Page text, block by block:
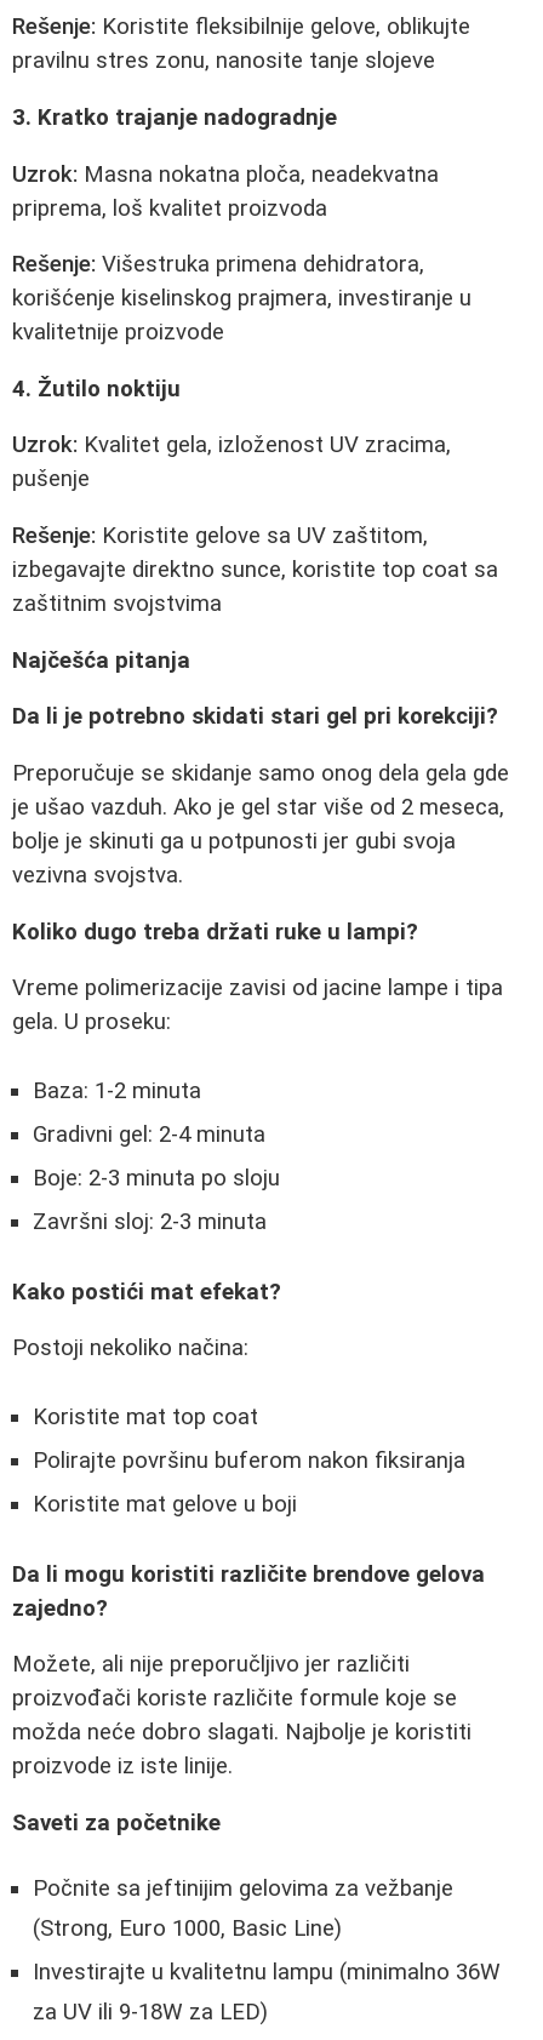
Rešenje: Koristite fleksibilnije gelove, oblikujte
pravilnu stres zonu, nanosite tanje slojeve
3. Kratko trajanje nadogradnje
Uzrok: Masna nokatna ploča, neadekvatna
priprema, loš kvalitet proizvoda
Rešenje: Višestruka primena dehidratora,
korišćenje kiselinskog prajmera, investiranje u
kvalitetnije proizvode
4. Žutilo noktiju
Uzrok: Kvalitet gela, izloženost UV zracima,
pušenje
Rešenje: Koristite gelove sa UV zaštitom,
izbegavajte direktno sunce, koristite top coat sa
zaštitnim svojstvima
Najčešća pitanja
Da li je potrebno skidati stari gel pri korekciji?
Preporučuje se skidanje samo onog dela gela gde
je ušao vazduh. Ako je gel star više od 2 meseca,
bolje je skinuti ga u potpunosti jer gubi svoja
vezivna svojstva.
Koliko dugo treba držati ruke u lampi?
Vreme polimerizacije zavisi od jacine lampe i tipa
gela. U proseku:
Baza: 1-2 minuta
Gradivni gel: 2-4 minuta
Boje: 2-3 minuta po sloju
Završni sloj: 2-3 minuta
Kako postići mat efekat?
Postoji nekoliko načina:
Koristite mat top coat
Polirajte površinu buferom nakon fiksiranja
Koristite mat gelove u boji
Da li mogu koristiti različite brendove gelova
zajedno?
Možete, ali nije preporučljivo jer različiti
proizvođači koriste različite formule koje se
možda neće dobro slagati. Najbolje je koristiti
proizvode iz iste linije.
Saveti za početnike
Počnite sa jeftinijim gelovima za vežbanje
(Strong, Euro 1000, Basic Line)
Investirajte u kvalitetnu lampu (minimalno 36W
za UV ili 9-18W za LED)